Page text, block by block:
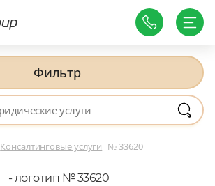
Фильтр
Консалтинговые услуги № 33620
- логотип № 33620